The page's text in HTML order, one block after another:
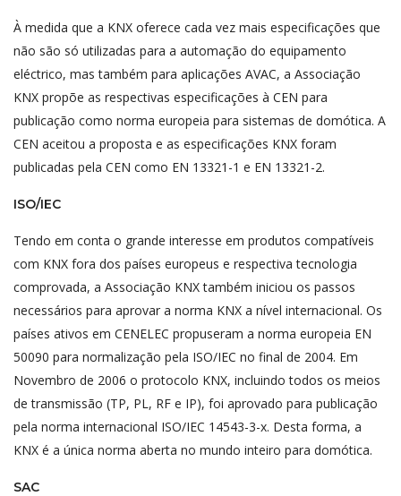
À medida que a KNX oferece cada vez mais especificações que
não são só utilizadas para a automação do equipamento
eléctrico, mas também para aplicações AVAC, a Associação
KNX propõe as respectivas especificações à CEN para
publicação como norma europeia para sistemas de domótica. A
CEN aceitou a proposta e as especificações KNX foram
publicadas pela CEN como EN 13321-1 e EN 13321-2.
ISO/IEC
Tendo em conta o grande interesse em produtos compatíveis
com KNX fora dos países europeus e respectiva tecnologia
comprovada, a Associação KNX também iniciou os passos
necessários para aprovar a norma KNX a nível internacional. Os
países ativos em CENELEC propuseram a norma europeia EN
50090 para normalização pela ISO/IEC no final de 2004. Em
Novembro de 2006 o protocolo KNX, incluindo todos os meios
de transmissão (TP, PL, RF e IP), foi aprovado para publicação
pela norma internacional ISO/IEC 14543-3-x. Desta forma, a
KNX é a única norma aberta no mundo inteiro para domótica.
SAC